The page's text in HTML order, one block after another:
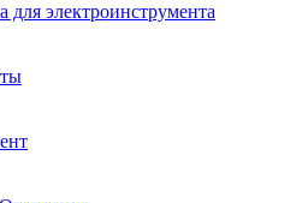
для электроинструмента